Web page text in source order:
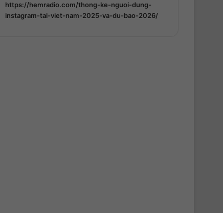
https://hemradio.com/thong-ke-nguoi-dung-
instagram-tai-viet-nam-2025-va-du-bao-2026/